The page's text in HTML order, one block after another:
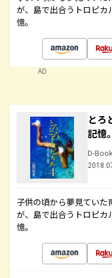
が、島で出合うトロピ
憶。
AD
とろ
記憶
D-
子供の頃から夢見てい
が、島で出合うトロピ
憶。